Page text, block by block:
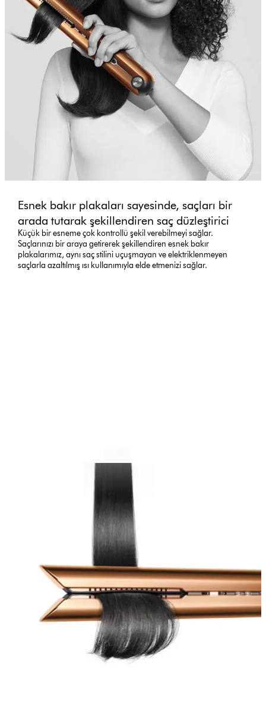
Esnek bakır plakaları sayesinde, saçları bir
arada tutarak şekillendiren saç düzleştirici
Küçük bir esneme çok kontrollü şekil verebilmeyi sağlar.
Saçlarınızı bir araya getirerek şekillendiren esnek bakır
plakalarımız, aynı saç stilini uçuşmayan ve elektriklenmeyen
saçlarla azaltılmış ısı kullanımıyla elde etmenizi sağlar.